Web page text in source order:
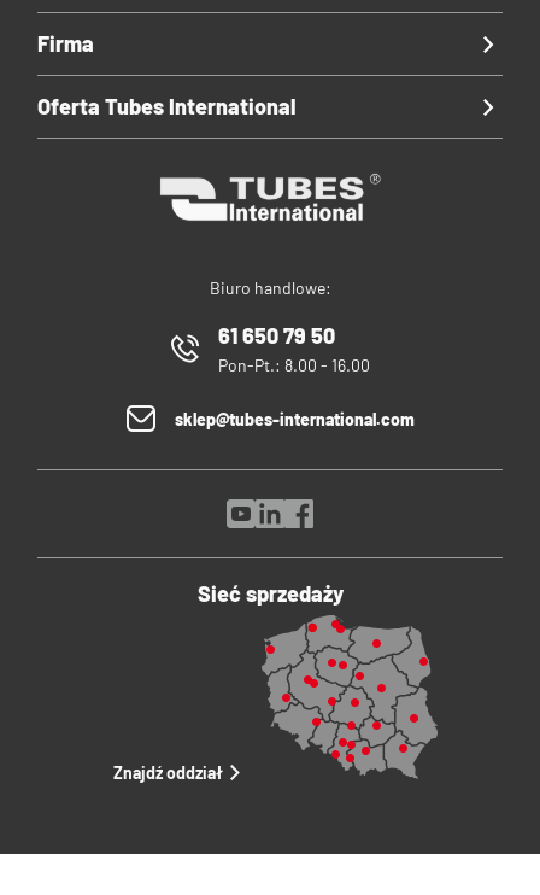
Biuro handlowe:
61 650 79 50
Pon-Pt.: 8.00 - 16.00
sklep@tubes-international.com
Firma
Oferta Tubes International
Sieć sprzedaży
Znajdź oddział